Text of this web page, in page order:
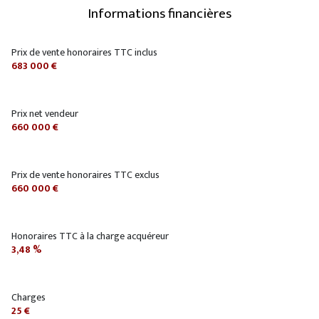
disponibles sur le siteGéorisques
construit en 1980
cuisine séparée (équipée)
1 garage(s)
2 niveau(x)
arboré
Informations financières
Prix de vente honoraires TTC inclus
683 000 €
Prix net vendeur
660 000 €
Prix de vente honoraires TTC exclus
660 000 €
Honoraires TTC à la charge acquéreur
3,48 %
Charges
25 €